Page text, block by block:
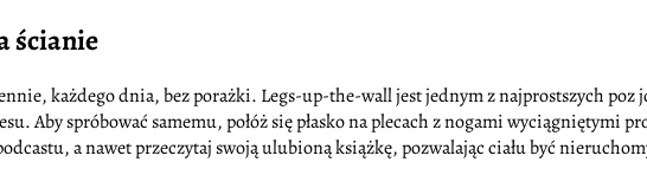
ścianie
każdego dnia, bez porażki. Legs-up-the-wall jest jednym z najprostszych
Aby spróbować samemu, połóż się płasko na plecach z nogami
a nawet przeczytaj swoją ulubioną książkę, pozwalając ciału być